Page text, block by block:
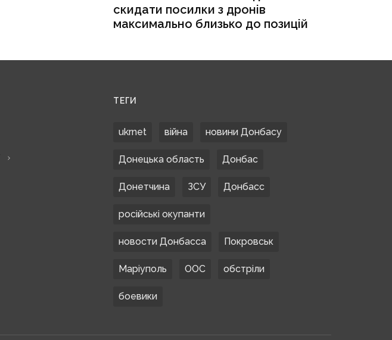
скидати посилки з дронів
максимально близько до позицій
ТЕГИ
ukrnet війна новини Донбасу
Донецька область Донбас
Донетчина ЗСУ Донбасс
російські окупанти
новости Донбасса Покровськ
Маріуполь ООС обстріли
боевики